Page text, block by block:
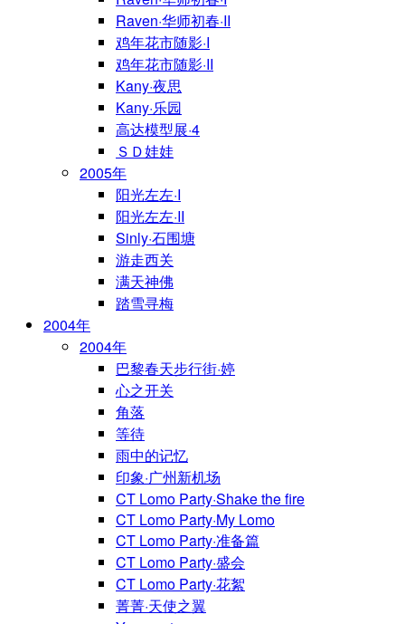
Raven·华师初春·II
鸡年花市随影·I
鸡年花市随影·II
Kany·夜思
Kany·乐园
高达模型展·4
ＳＤ娃娃
2005年
阳光左左·I
阳光左左·II
Sinly·石围塘
游走西关
满天神佛
踏雪寻梅
2004年
2004年
巴黎春天步行街·婷
心之开关
角落
等待
雨中的记忆
印象·广州新机场
CT Lomo Party·Shake the fire
CT Lomo Party·My Lomo
CT Lomo Party·准备篇
CT Lomo Party·盛会
CT Lomo Party·花絮
菁菁·天使之翼